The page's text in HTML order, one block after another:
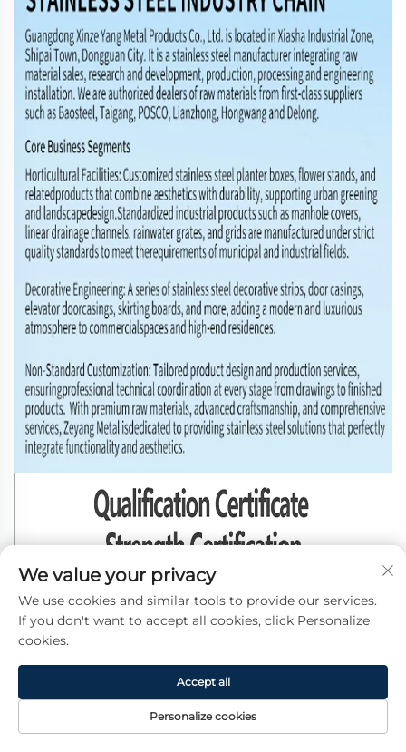
We value your privacy
We use cookies and similar tools to provide our services.
If you don't want to accept all cookies, click Personalize
cookies.
Personalize cookies
Accept all